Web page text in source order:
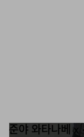
준야 와타나베 x